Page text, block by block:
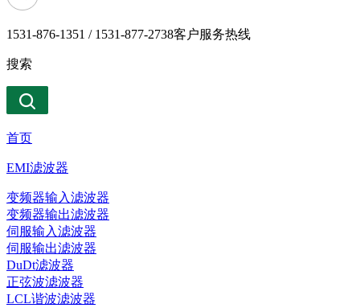
1531-876-1351 / 1531-877-2738客户服务热线
搜索
首页
EMI滤波器
变频器输入滤波器
变频器输出滤波器
伺服输入滤波器
伺服输出滤波器
DuDt滤波器
正弦波滤波器
LCL谐波滤波器